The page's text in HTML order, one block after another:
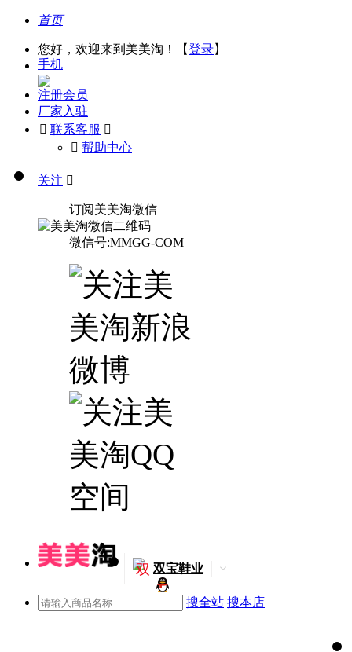
首页
您好，欢迎来到美美淘！【登录】
手机
注册会员
厂家入驻
 联系客服 
󰅃 帮助中心
关注 
订阅美美淘微信
微信号:MMGG-COM
双 双宝鞋业
搜全站 搜本店